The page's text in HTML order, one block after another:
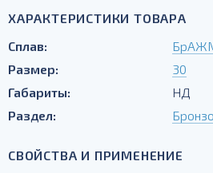
ХАРАКТЕРИСТИКИ ТОВАРА
Сплав:
Размер:
30
Габариты:
НД
Раздел:
СВОЙСТВА И ПРИМЕНЕНИЕ